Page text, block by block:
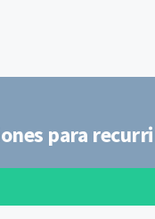
para